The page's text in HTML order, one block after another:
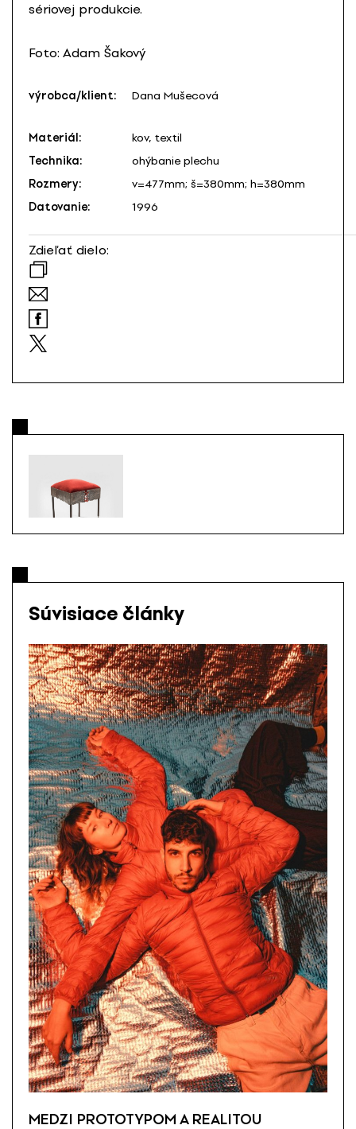
sériovej produkcie.
Foto: Adam Šakový
výrobca/klient: Dana Mušecová
Materiál:
kov, textil
Technika:
ohýbanie plechu
Rozmery:
v=477mm; š=380mm; h=380mm
Datovanie:
1996
Zdieľať dielo:
Súvisiace články
MEDZI PROTOTYPOM A REALITOU